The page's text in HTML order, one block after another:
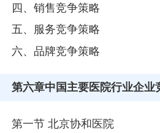
四、销售竞争策略
五、服务竞争策略
六、品牌竞争策略
第六章中国主要医院行业企业
第一节 北京协和医院